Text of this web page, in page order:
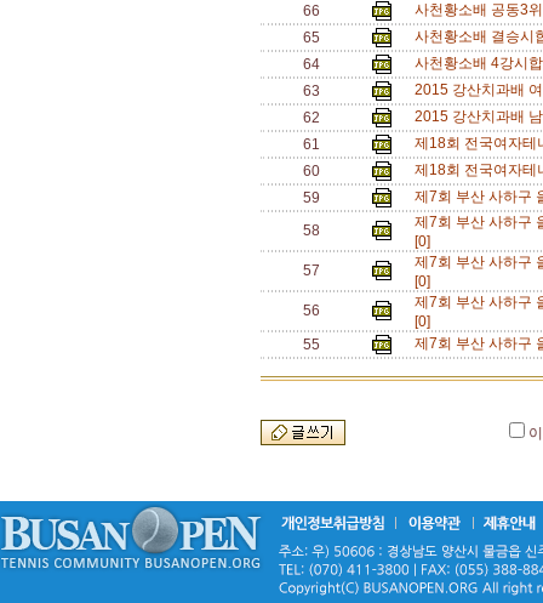
66
사천황소배 공동3
65
사천황소배 결승
64
사천황소배 4강시
63
2015 강산치과배
62
2015 강산치과배
61
제18회 전국여자
60
제18회 전국여자
59
제7회 부산 사하구
58
제7회 부산 사하구
[0]
57
제7회 부산 사하구
[0]
56
제7회 부산 사하구
[0]
55
제7회 부산 사하구